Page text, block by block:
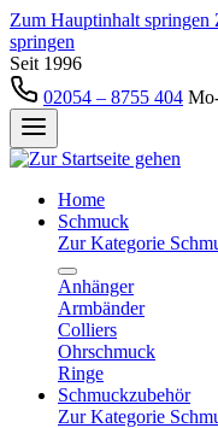
Zum Hauptinhalt springen
springen
Seit 1996
02054 – 8755 404
Home
Schmuck
Zur Kategorie
Anhänger
Armbänder
Colliers
Ohrschmuck
Ringe
Schmuckzubehör
Zur Kategorie